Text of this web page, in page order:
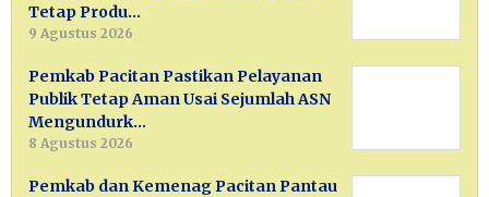
Tetap Produ…
9 Agustus 2026
Pemkab Pacitan Pastikan Pelayanan
Publik Tetap Aman Usai Sejumlah ASN
Mengundurk…
8 Agustus 2026
Pemkab dan Kemenag Pacitan Pantau